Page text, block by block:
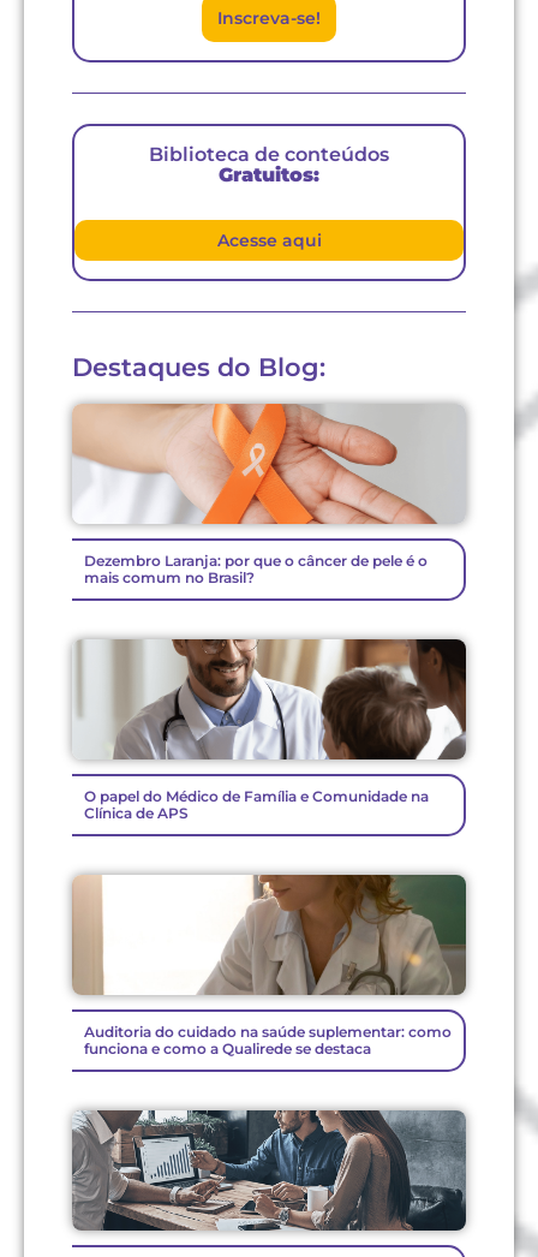
Inscreva-se!
Biblioteca de conteúdos
Gratuitos:
Acesse aqui
Destaques do Blog:
Dezembro Laranja: por que o câncer de pele é o
mais comum no Brasil?
O papel do Médico de Família e Comunidade na
Clínica de APS
Auditoria do cuidado na saúde suplementar: como
funciona e como a Qualirede se destaca